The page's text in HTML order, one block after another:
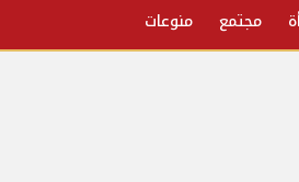
مجتمع منوعات